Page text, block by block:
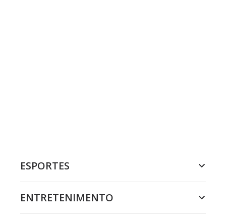
ESPORTES
ENTRETENIMENTO